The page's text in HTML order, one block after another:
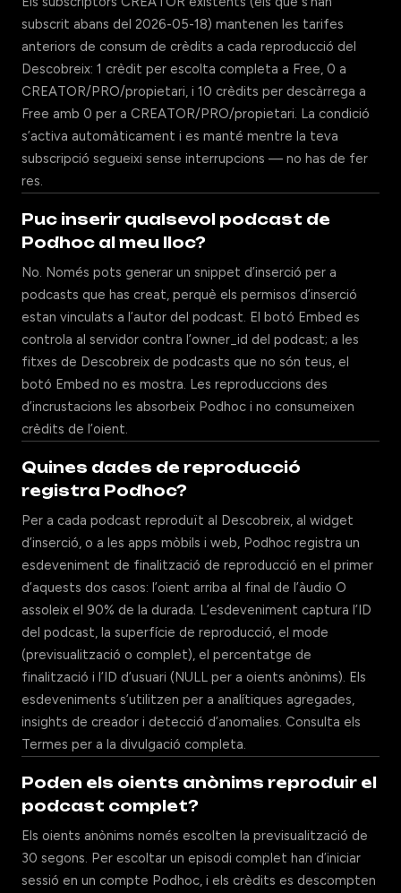
subscrit abans del 2026-05-18) mantenen les tarifes
anteriors de consum de crèdits a cada reproducció del
Descobreix: 1 crèdit per escolta completa a Free, 0 a
CREATOR/PRO/propietari, i 10 crèdits per descàrrega a
Free amb 0 per a CREATOR/PRO/propietari. La condició
s’activa automàticament i es manté mentre la teva
subscripció segueixi sense interrupcions — no has de fer
res.
Puc inserir qualsevol podcast de
Podhoc al meu lloc?
No. Només pots generar un snippet d’inserció per a
podcasts que has creat, perquè els permisos d’inserció
estan vinculats a l’autor del podcast. El botó Embed es
controla al servidor contra l’owner_id del podcast; a les
fitxes de Descobreix de podcasts que no són teus, el
botó Embed no es mostra. Les reproduccions des
d’incrustacions les absorbeix Podhoc i no consumeixen
crèdits de l’oient.
Quines dades de reproducció
registra Podhoc?
Per a cada podcast reproduït al Descobreix, al widget
d’inserció, o a les apps mòbils i web, Podhoc registra un
esdeveniment de finalització de reproducció en el primer
d’aquests dos casos: l’oient arriba al final de l’àudio O
assoleix el 90% de la durada. L’esdeveniment captura l’ID
del podcast, la superfície de reproducció, el mode
(previsualització o complet), el percentatge de
finalització i l’ID d’usuari (NULL per a oients anònims). Els
esdeveniments s’utilitzen per a analítiques agregades,
insights de creador i detecció d’anomalies. Consulta els
Termes per a la divulgació completa.
Poden els oients anònims reproduir el
podcast complet?
Els oients anònims només escolten la previsualització de
30 segons. Per escoltar un episodi complet han d’iniciar
sessió en un compte Podhoc, i els crèdits es descompten